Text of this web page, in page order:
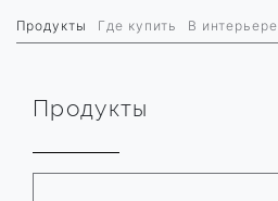
Продукты Где купить В интерьере
Продукты